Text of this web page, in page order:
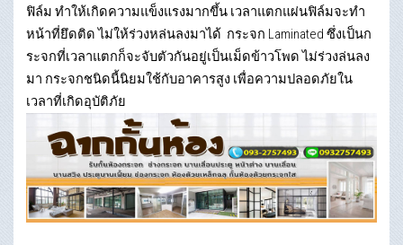
ฟิล์ม ทำให้เกิดความแข็งแรงมากขึ้น เวลาแตกแผ่นฟิล์มจะทำ
หน้าที่ยึดติด ไม่ให้ร่วงหล่นลงมาได้ กระจก Laminated ซึ่งเป็นก
ระจกที่เวลาแตกก็จะจับตัวกันอยู่เป็นเม็ดข้าวโพด ไม่ร่วงล่นลง
มา กระจกชนิดนี้นิยมใช้กับอาคารสูง เพื่อความปลอดภัยใน
เวลาที่เกิดอุบัติภัย